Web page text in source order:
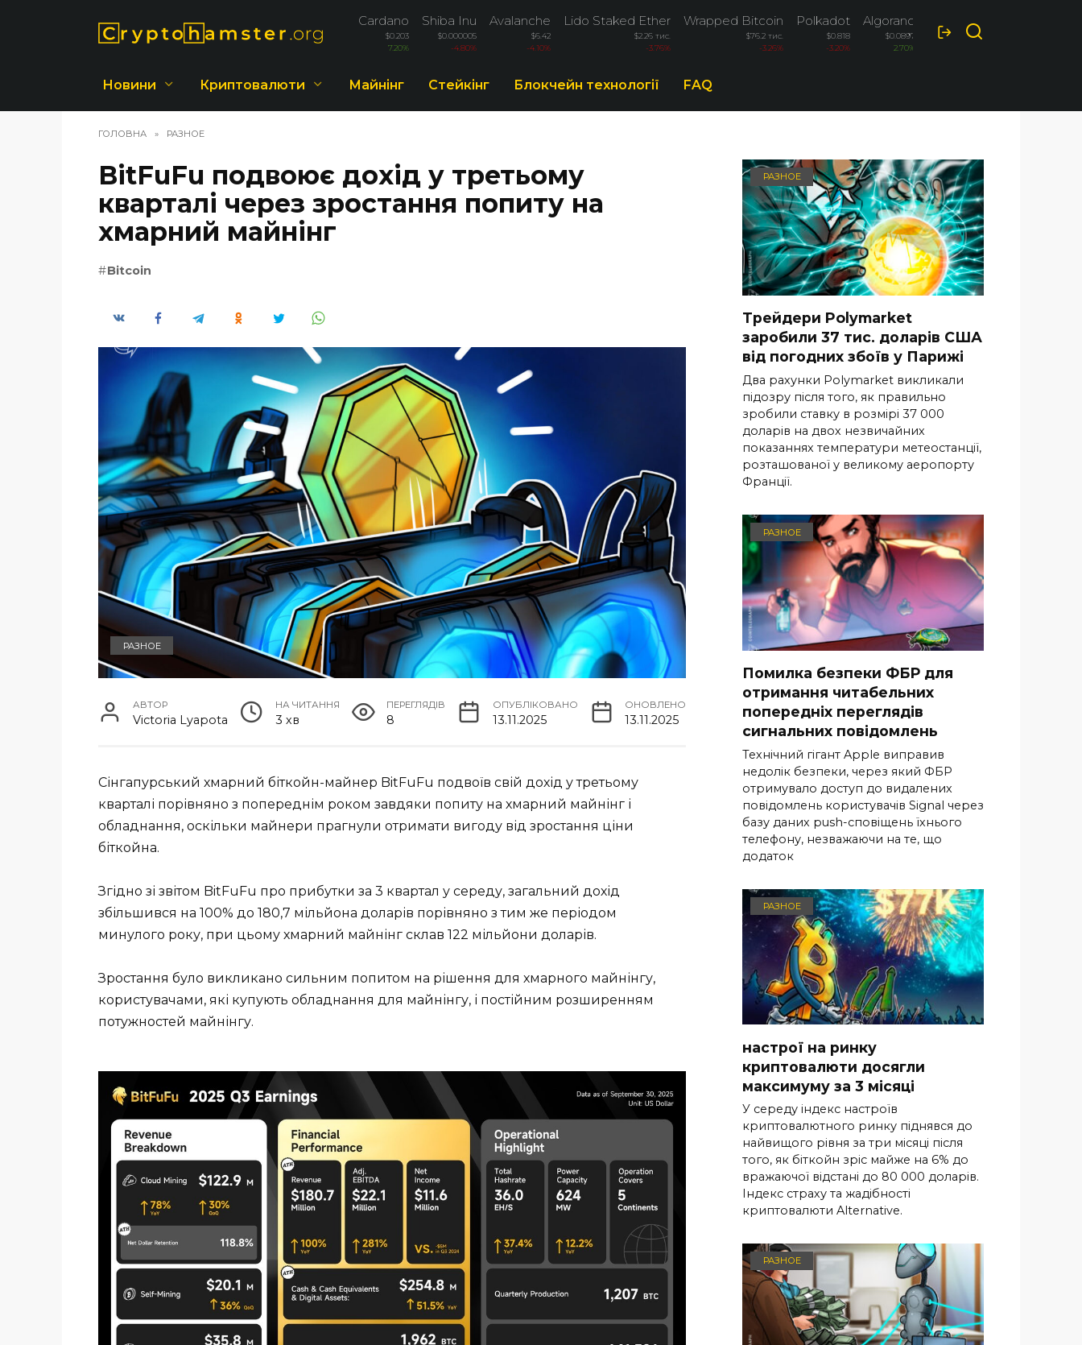
Cardano
$0.203
7.20%
Shiba Inu
$0.000005
-4.80%
Avalanche
$6.42
-4.10%
Lido Staked Ether
$2.26 тис.
-3.76%
Wrapped Bitcoin
$76.2 тис.
-3.26%
Polkadot
$0.818
-3.20%
Algorand
$0.0897
2.70%
$1.027
Новини Криптовалюти Майнінг Стейкінг Блокчейн технології FAQ
ГОЛОВНА » РАЗНОЕ
BitFuFu подвоює дохід у третьому
кварталі через зростання попиту на
хмарний майнінг
Bitcoin
РАЗНОЕ
АВТОР
Victoria Lyapota
НА ЧИТАННЯ
3 хв
ПЕРЕГЛЯДІВ
8
ОПУБЛІКОВАНО
13.11.2025
ОНОВЛЕНО
13.11.2025
Сінгапурський хмарний біткойн-майнер BitFuFu подвоїв свій дохід у третьому
кварталі порівняно з попереднім роком завдяки попиту на хмарний майнінг і
обладнання, оскільки майнери прагнули отримати вигоду від зростання ціни
біткойна.
Згідно зі звітом BitFuFu про прибутки за 3 квартал у середу, загальний дохід
збільшився на 100% до 180,7 мільйона доларів порівняно з тим же періодом
минулого року, при цьому хмарний майнінг склав 122 мільйони доларів.
Зростання було викликано сильним попитом на рішення для хмарного майнінгу,
користувачами, які купують обладнання для майнінгу, і постійним розширенням
потужностей майнінгу.
РАЗНОЕ
Трейдери Polymarket
заробили 37 тис. доларів США
від погодних збоїв у Парижі
Два рахунки Polymarket викликали
підозру після того, як правильно
зробили ставку в розмірі 37 000
доларів на двох незвичайних
показаннях температури метеостанції,
розташованої у великому аеропорту
Франції.
РАЗНОЕ
Помилка безпеки ФБР для
отримання читабельних
попередніх переглядів
сигнальних повідомлень
Технічний гігант Apple виправив
недолік безпеки, через який ФБР
отримувало доступ до видалених
повідомлень користувачів Signal через
базу даних push-сповіщень їхнього
телефону, незважаючи на те, що
додаток
РАЗНОЕ
настрої на ринку
криптовалюти досягли
максимуму за 3 місяці
У середу індекс настроїв
криптовалютного ринку піднявся до
найвищого рівня за три місяці після
того, як біткойн зріс майже на 6% до
вражаючої відстані до 80 000 доларів.
Індекс страху та жадібності
криптовалюти Alternative.
РАЗНОЕ